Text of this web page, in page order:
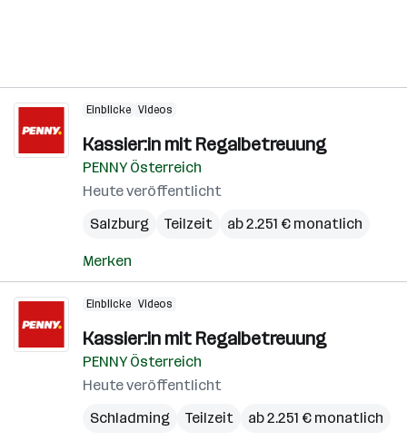
Einblicke Videos
Kassier:in mit Regalbetreuung
PENNY Österreich
Heute veröffentlicht
Salzburg
Teilzeit ab 2.251 € monatlich
Merken
Einblicke Videos
Kassier:in mit Regalbetreuung
PENNY Österreich
Heute veröffentlicht
Schladming
Teilzeit ab 2.251 € monatlich